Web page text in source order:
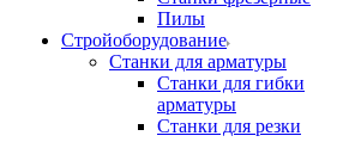
Пилы
Стройоборудование
Станки для арматуры
Станки для гибки
арматуры
Станки для резки